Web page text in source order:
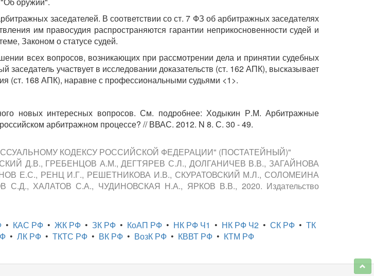
заседателей. В соответствии со ст. 7 ФЗ об арбитражных заседателях
им правосудия распространяются гарантии неприкосновенности судей и
Законом о статусе судей.
всех вопросов, возникающих при рассмотрении дела и принятии судебных
участвует в исследовании доказательств (ст. 162 АПК), высказывает
(ст. 168 АПК), наравне с профессиональными судьями <1>.
новых интересных вопросов. См. подробнее: Ходыкин Р.М. Арбитражные
арбитражном процессе? // ВВАС. 2012. N 8. С. 30 - 49.
КОДЕКСУ РОССИЙСКОЙ ФЕДЕРАЦИИ" (ПОСТАТЕЙНЫЙ)"
Д.В., ГРЕБЕНЦОВ А.М., ДЕГТЯРЕВ С.Л., ДОЛГАНИЧЕВ В.В., ЗАГАЙНОВА
Е.С., РЕНЦ И.Г., РЕШЕТНИКОВА И.В., СКУРАТОВСКИЙ М.Л., СОЛОМЕИНА
ХАЛАТОВ С.А., ЧУДИНОВСКАЯ Н.А., ЯРКОВ В.В., 2020. Издательство
• КАС РФ• ЖК РФ• ЗК РФ• КоАП РФ• НК РФ Ч1 • НК РФ Ч2• СК РФ• ТК
• ЛК РФ • ТКТС РФ • ВК РФ • ВозК РФ • КВВТ РФ • КТМ РФ